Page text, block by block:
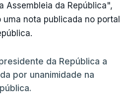
Assembleia da República",
nota publicada no portal
da República a
por unanimidade na